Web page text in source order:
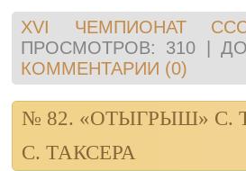
XVI ЧЕМПИОНАТ
ПРОСМОТРОВ:
310 |
КОММЕНТАРИИ (0)
№ 82. «ОТЫГРЫШ» С.
С. ТАКСЕРА